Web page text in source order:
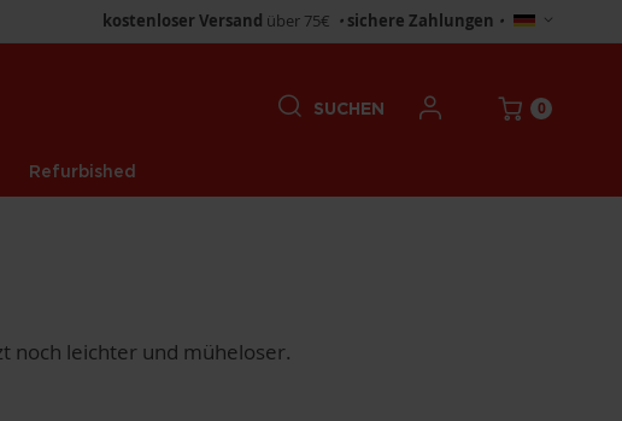
kostenloser Versand über 75€ • sichere Zahlungen • Store
wählen
Refurbished
SUCHEN 0
noch leichter und müheloser.